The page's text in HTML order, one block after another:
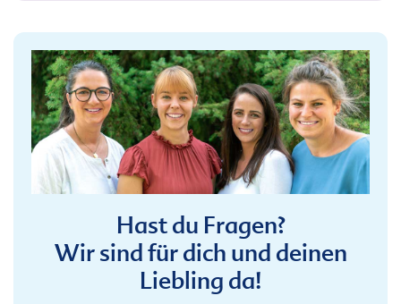
Hast du Fragen?
Wir sind für dich und deinen
Liebling da!